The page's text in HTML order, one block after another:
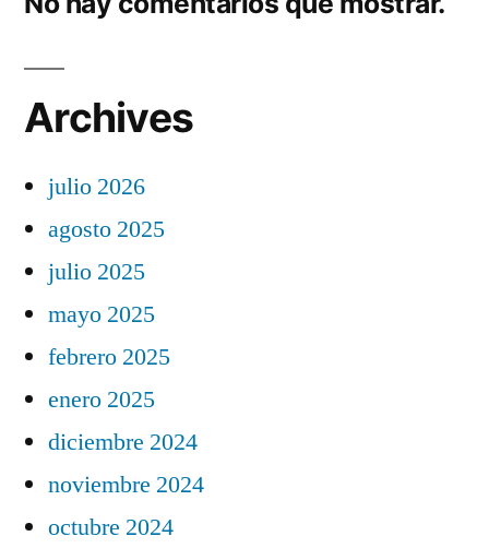
Archives
julio 2026
agosto 2025
julio 2025
mayo 2025
febrero 2025
enero 2025
diciembre 2024
noviembre 2024
octubre 2024